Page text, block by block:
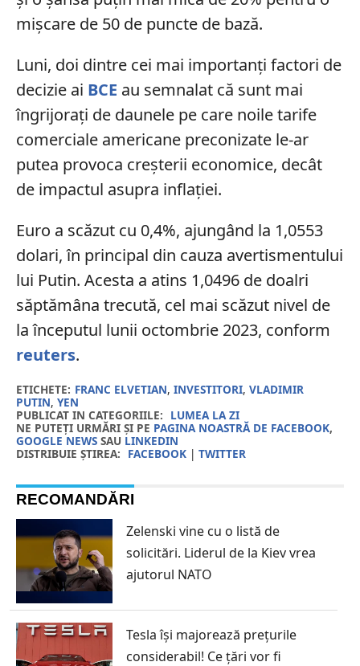
mișcare de 50 de puncte de bază.
Luni, doi dintre cei mai importanți factori de
decizie ai BCE au semnalat că sunt mai
îngrijorați de daunele pe care noile tarife
comerciale americane preconizate le-ar
putea provoca creșterii economice, decât
de impactul asupra inflației.
Euro a scăzut cu 0,4%, ajungând la 1,0553
dolari, în principal din cauza avertismentului
lui Putin. Acesta a atins 1,0496 de doalri
săptămâna trecută, cel mai scăzut nivel de
la începutul lunii octombrie 2023, conform
reuters.
ETICHETE: FRANC ELVETIAN, INVESTITORI, VLADIMIR
PUTIN, YEN
PUBLICAT IN CATEGORIILE: LUMEA LA ZI
NE PUTEȚI URMĂRI ȘI PE PAGINA NOASTRĂ DE FACEBOOK,
GOOGLE NEWSSAU LINKEDIN
DISTRIBUIE ȘTIREA: FACEBOOK| TWITTER
RECOMANDĂRI
Zelenski vine cu o listă de
solicitări. Liderul de la Kiev vrea
ajutorul NATO
Tesla își majorează prețurile
considerabil! Ce țări vor fi